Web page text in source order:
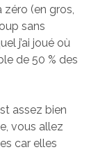
(en gros,
sans
j’ai joué où
de 50 % des
assez bien
vous allez
car elles